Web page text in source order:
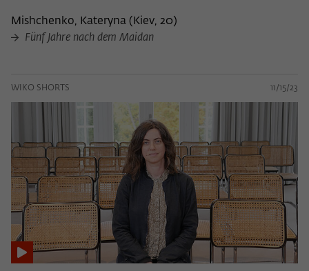
Mishchenko, Kateryna ( Kiev, 20)
Fünf Jahre nach dem Maidan
WIKO SHORTS 11/15/23